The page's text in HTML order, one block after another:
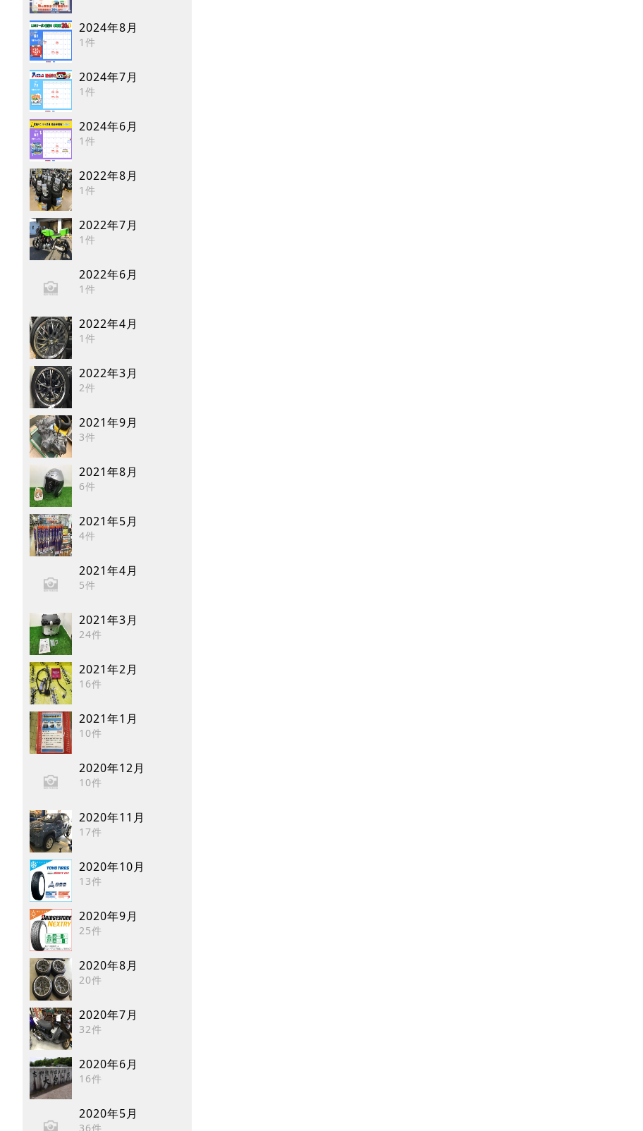
2024年8月
1件
2024年7月
1件
2024年6月
1件
2022年8月
1件
2022年7月
1件
2022年6月
1件
2022年4月
1件
2022年3月
2件
2021年9月
3件
2021年8月
6件
2021年5月
4件
2021年4月
5件
2021年3月
24件
2021年2月
16件
2021年1月
10件
2020年12月
10件
2020年11月
17件
2020年10月
13件
2020年9月
25件
2020年8月
20件
2020年7月
32件
2020年6月
16件
2020年5月
36件